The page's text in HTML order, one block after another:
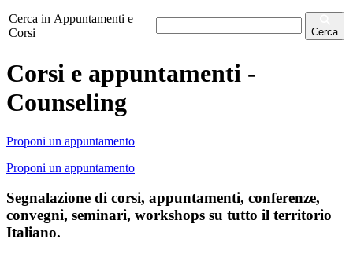
Cerca in Appuntamenti e
Corsi
Cerca
Corsi e appuntamenti -
Counseling
Proponi un appuntamento
Proponi un appuntamento
Segnalazione di corsi, appuntamenti, conferenze,
convegni, seminari, workshops su tutto il territorio
Italiano.